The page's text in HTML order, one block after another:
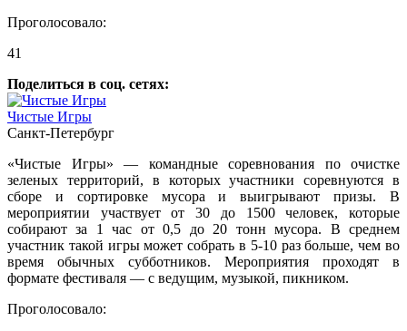
Проголосовало:
41
Поделиться в соц. сетях:
Чистые Игры
Санкт-Петербург
«Чистые Игры» — командные соревнования по очистке
зеленых территорий, в которых участники соревнуются в
сборе и сортировке мусора и выигрывают призы. В
мероприятии участвует от 30 до 1500 человек, которые
собирают за 1 час от 0,5 до 20 тонн мусора. В среднем
участник такой игры может собрать в 5-10 раз больше, чем во
время обычных субботников. Мероприятия проходят в
формате фестиваля — с ведущим, музыкой, пикником.
Проголосовало: